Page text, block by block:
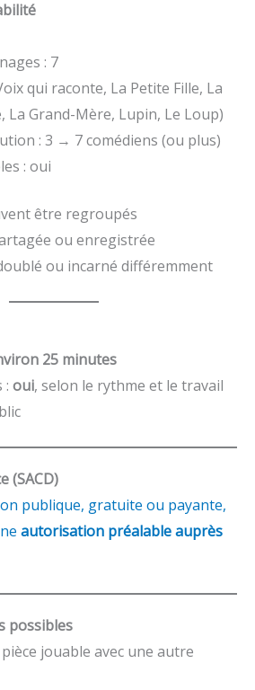
: 7
qui raconte, La Petite Fille, La
La Grand-Mère, Lupin, Le Loup)
: 3 → 7 comédiens (ou plus)
: oui
être regroupés
ou enregistrée
ou incarné différemment
25 minutes
: oui, selon le rythme et le travail
(SACD)
publique, gratuite ou payante,
autorisation préalable auprès
possibles
jouable avec une autre